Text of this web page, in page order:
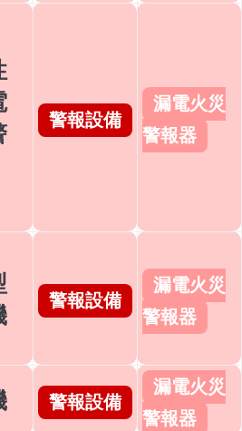
警報設備
漏電火災
警報器
警報設備
漏電火災
警報器
警報設備
漏電火災
警報器